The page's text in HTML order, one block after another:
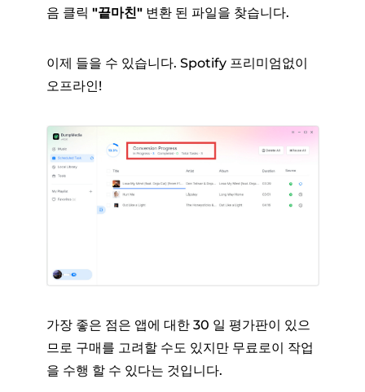
음 클릭 "끝마친"변환 된 파일을 찾습니다.
이제 들을 수 있습니다. Spotify 프리미엄없이
오프라인!
가장 좋은 점은 앱에 대한 30 일 평가판이 있으
므로 구매를 고려할 수도 있지만 무료로이 작업
을 수행 할 수 있다는 것입니다.